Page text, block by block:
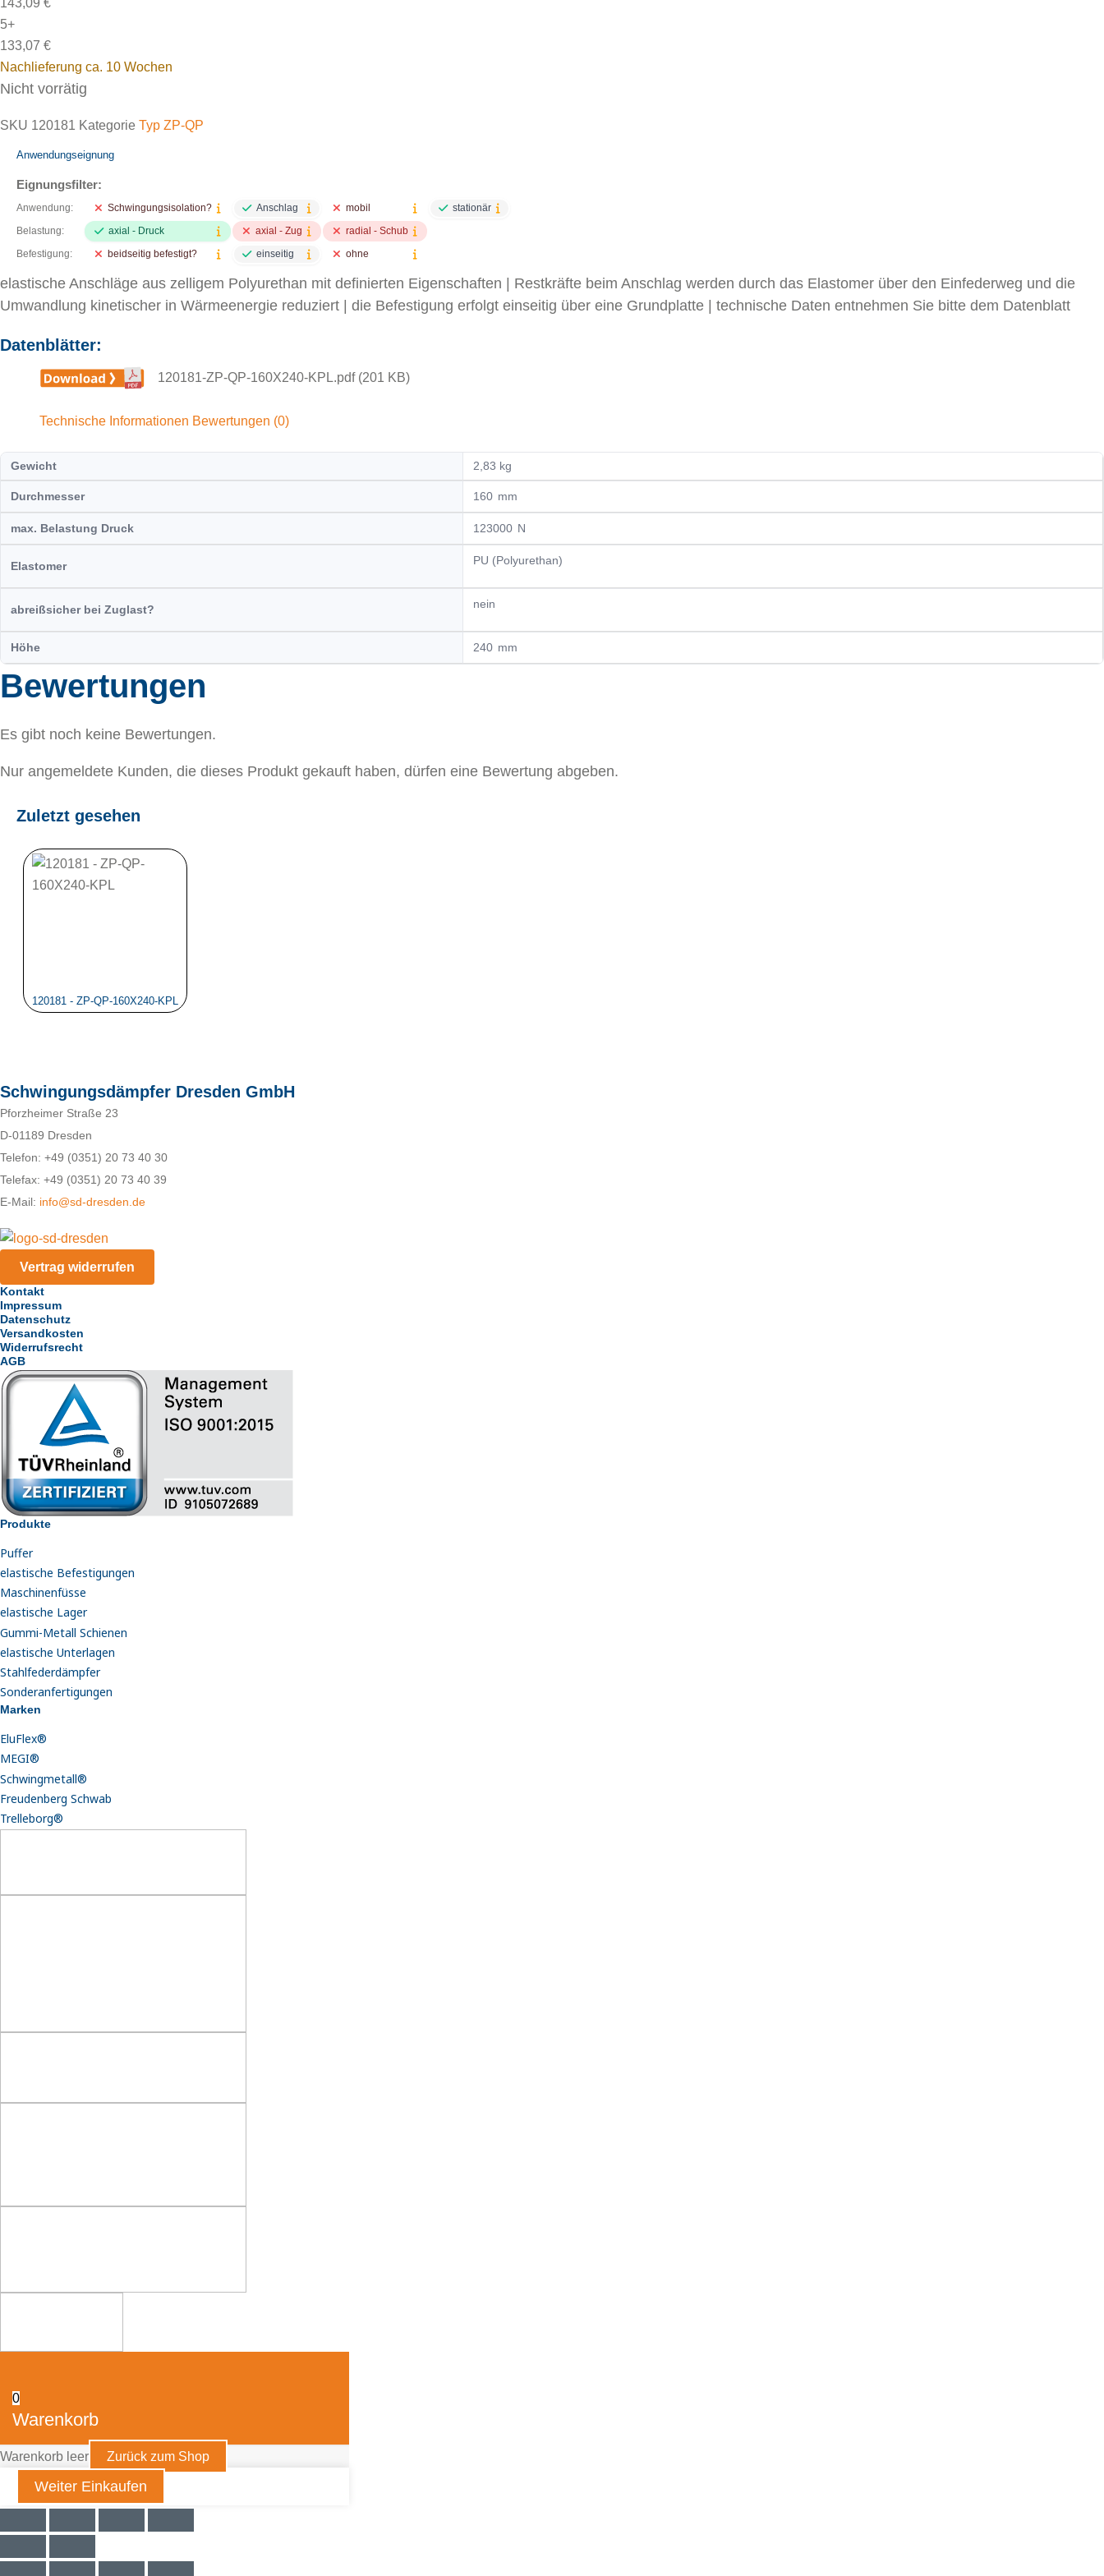
143,09 €
5+
133,07 €
Nachlieferung ca. 10 Wochen
Nicht vorrätig
SKU 120181 Kategorie Typ ZP-QP
Anwendungseignung
Eignungsfilter:
Anwendung: Schwingungsisolation? Anschlag mobil stationär
Belastung: axial - Druck axial - Zug radial - Schub
Befestigung: beidseitig befestigt? einseitig ohne
elastische Anschläge aus zelligem Polyurethan mit definierten Eigenschaften | Restkräfte beim Anschlag werden durch das Elastomer über den Einfederweg und die
Umwandlung kinetischer in Wärmeenergie reduziert | die Befestigung erfolgt einseitig über eine Grundplatte | technische Daten entnehmen Sie bitte dem Datenblatt
Datenblätter:
120181-ZP-QP-160X240-KPL.pdf (201 KB)
Technische Informationen Bewertungen (0)
Gewicht 2,83 kg
Durchmesser 160
max. Belastung Druck 123000
Elastomer PU (Polyurethan)
abreißsicher bei Zuglast? nein
Höhe 240
Bewertungen
Es gibt noch keine Bewertungen.
Nur angemeldete Kunden, die dieses Produkt gekauft haben, dürfen eine Bewertung abgeben.
Zuletzt gesehen
120181 - ZP-QP-160X240-KPL
Schwingungsdämpfer Dresden GmbH
Pforzheimer Straße 23
D-01189 Dresden
Telefon: +49 (0351) 20 73 40 30
Telefax: +49 (0351) 20 73 40 39
E-Mail: info@sd-dresden.de
Vertrag widerrufen
Kontakt
Impressum
Datenschutz
Versandkosten
Widerrufsrecht
AGB
Produkte
Puffer
elastische Befestigungen
Maschinenfüsse
elastische Lager
Gummi-Metall Schienen
elastische Unterlagen
Stahlfederdämpfer
Sonderanfertigungen
Marken
EluFlex®
MEGI®
Schwingmetall®
Freudenberg Schwab
Trelleborg®
0
Warenkorb
Warenkorb leer Zurück zum Shop
Weiter Einkaufen